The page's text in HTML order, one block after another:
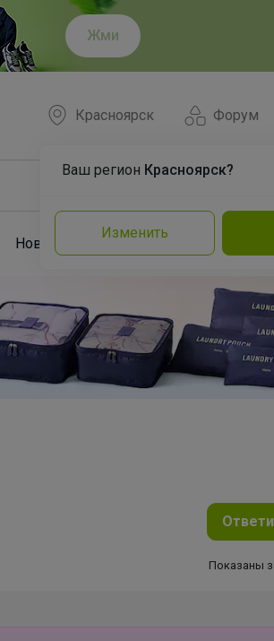
Жми
Форум
Красноярск
Ваш регион Красноярск?
Изменить
Новости Команда
Показаны